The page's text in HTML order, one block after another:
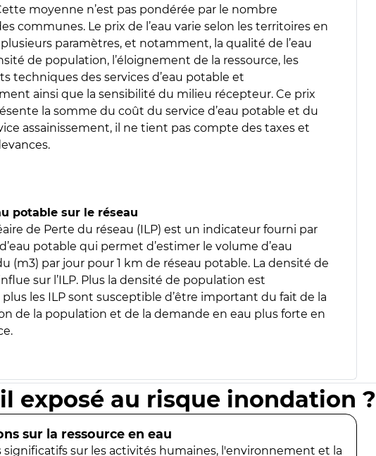
moyenne n’est pas pondérée par le nombre
communes. Le prix de l’eau varie selon les territoires en
paramètres, et notamment, la qualité de l’eau
de population, l’éloignement de la ressource, les
techniques des services d’eau potable et
ainsi que la sensibilité du milieu récepteur. Ce prix
la somme du coût du service d’eau potable et du
assainissement, il ne tient pas compte des taxes et
potable sur le réseau
de Perte du réseau (ILP) est un indicateur fourni par
potable qui permet d’estimer le volume d’eau
(m3) par jour pour 1 km de réseau potable. La densité de
sur l’ILP. Plus la densité de population est
les ILP sont susceptible d’être important du fait de la
de la population et de la demande en eau plus forte en
exposé au risque inondation ?
sur la ressource en eau
sur les activités humaines, l'environnement et la